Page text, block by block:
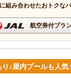
組み合わせたおトクな
航空券付プラ
り♪屋内プールも人